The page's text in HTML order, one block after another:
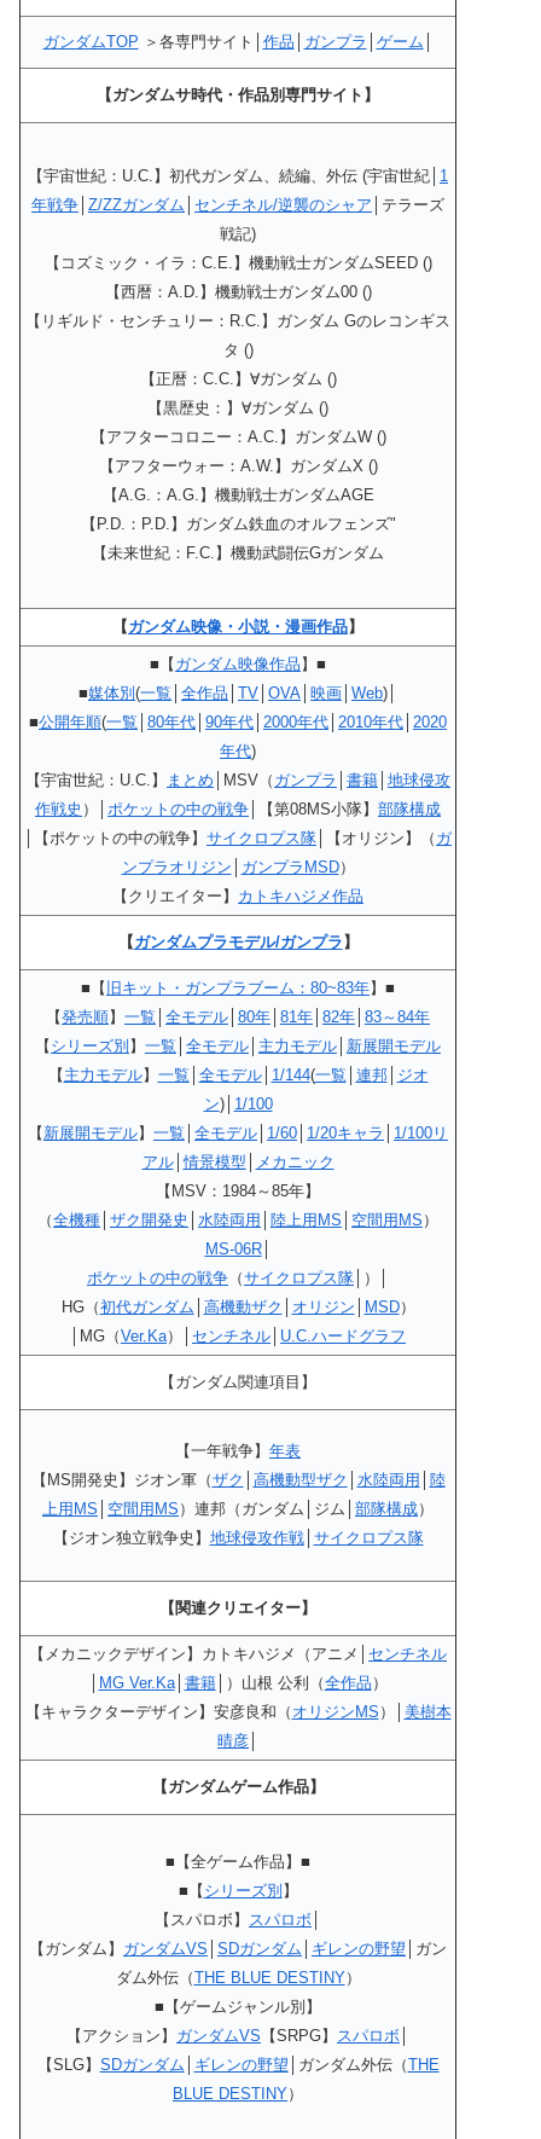
ガンダムTOP ＞各専門サイト│ 作品 ガンプラ ゲーム
【ガンダムサ時代・作品別専門サイト】
【宇宙世紀：U.C.】初代ガンダム、続編、外伝 (宇宙世紀│ 1
年戦争 Z/ZZガンダム センチネル/逆襲のシャア │テラーズ
戦記)
【コズミック・イラ：C.E.】機動戦士ガンダムSEED ()
【西暦：A.D.】機動戦士ガンダム00 ()
【リギルド・センチュリー：R.C.】ガンダム Gのレコンギス
タ ()
【正暦：C.C.】∀ガンダム ()
【黒歴史：】∀ガンダム ()
【アフターコロニー：A.C.】ガンダムW ()
【アフターウォー：A.W.】ガンダムX ()
【A.G.：A.G.】機動戦士ガンダムAGE
【P.D.：P.D.】ガンダム鉄血のオルフェンズ"
【未来世紀：F.C.】機動武闘伝Gガンダム
【ガンダム映像・小説・漫画作品】
■【 ガンダム映像作品 】■
■媒体別 (一覧 全作品 TV OVA 映画 Web)│
■公開年順(一覧 80年代 90年代 2000年代 2010年代 2020
年代)
【宇宙世紀：U.C.】
まとめ │MSV（ ガンプラ 書籍 地球侵攻
作戦史 ）│ ポケットの中の戦争 │【第08MS小隊】 部隊構成
│【ポケットの中の戦争】 サイクロプス隊 │【オリジン】（ ガ
ンプラオリジン
ガンプラMSD）
【クリエイター】 カトキハジメ作品
【ガンダムプラモデル/ガンプラ 】
■【 旧キット・ガンプラブーム：80~83年】■
【発売順】 一覧 全モデル 80年 81年 82年 83～84年
【 シリーズ別 】 一覧 全モデル 主力モデル 新展開モデル
【 主力モデル】 一覧 全モデル│ 1/144(一覧 連邦│ ジオ
ン)│ 1/100
【 新展開モデル】 一覧 全モデル 1/60 1/20キャラ
1/100リ
アル│情景模型
メカニック
【MSV：1984～85年】
（全機種 ザク開発史 水陸両用 陸上用MS 空間用MS ）
MS-06R│
ポケットの中の戦争 （サイクロプス隊 │）│
HG（初代ガンダム 高機動ザク オリジン MSD）
│MG（Ver.Ka）│ センチネル U.C.ハードグラフ
【ガンダム関連項目】
【一年戦争】 年表
【MS開発史】ジオン軍（ザク 高機動型ザク 水陸両用
陸
上用MS
空間用MS ）連邦（ガンダム│ジム│ 部隊構成）
【ジオン独立戦争史】 地球侵攻作戦│ サイクロプス隊
【関連クリエイター】
【メカニックデザイン】カトキハジメ（アニメ│ センチネル
MG Ver.Ka│ 書籍│）山根 公利（全作品 ）
【キャラクターデザイン】安彦良和（ オリジンMS ）│ 美樹本
晴彦
【ガンダムゲーム作品】
■【全ゲーム作品】■
■【 シリーズ別 】
【スパロボ】 スパロボ
【ガンダム】 ガンダムVS SDガンダム ギレンの野望 │ガン
ダム外伝（THE BLUE DESTINY）
■【ゲームジャンル別】
【アクション】 ガンダムVS 【SRPG】 スパロボ
【SLG】 SDガンダム ギレンの野望 │ガンダム外伝（THE
BLUE DESTINY）